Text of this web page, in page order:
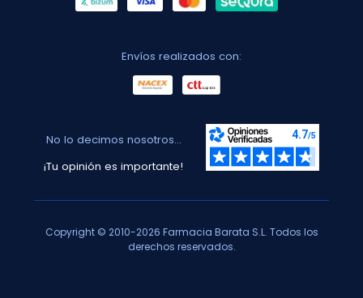
Envíos realizados con:
No lo decimos nosotros...
¡Tu opinión es importante!
Copyright © 2010-2026 Farmacia Barata S.L. Todos los
derechos reservados.